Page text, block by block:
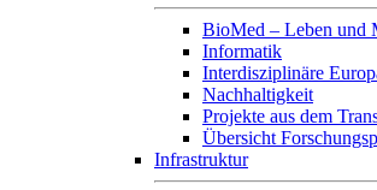
BioMed – Leben und
Informatik
Interdisziplinäre
Nachhaltigkeit
Projekte aus dem
Übersicht
Infrastruktur